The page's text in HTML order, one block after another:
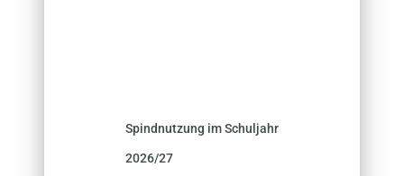
Spindnutzung im Schuljahr
2026/27